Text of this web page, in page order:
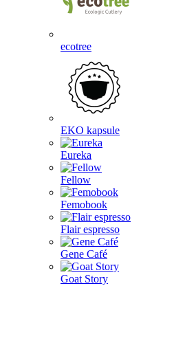
ecotree
EKO kapsule
Eureka
Fellow
Femobook
Flair espresso
Gene Café
Goat Story